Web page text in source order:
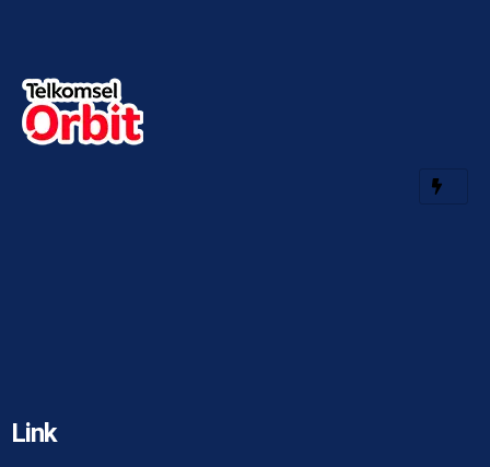
Link